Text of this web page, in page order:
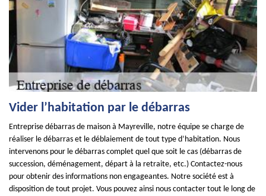
Vider l’habitation par le débarras
Entreprise débarras de maison à Mayreville, notre équipe se charge de
réaliser le débarras et le déblaiement de tout type d’habitation. Nous
intervenons pour le débarras complet quel que soit le cas (débarras de
succession, déménagement, départ à la retraite, etc.) Contactez-nous
pour obtenir des informations non engageantes. Notre société est à
disposition de tout projet. Vous pouvez ainsi nous contacter tout le long de